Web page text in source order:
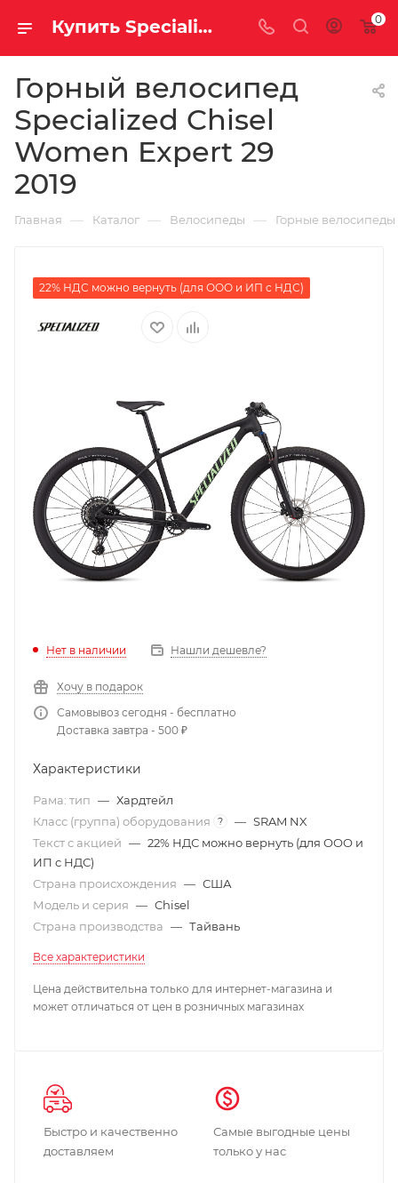
Купить Specialized Chisel Women Expert 29 2019 за рублей, а со скидкой 0
Горный велосипед
Specialized Chisel
Women Expert 29
2019
Главная — Каталог — Велосипеды — Горные велосипеды
22% НДС можно вернуть (для ООО и ИП с НДС)
Нет в наличии Нашли дешевле?
Хочу в подарок
Самовывоз сегодня - бесплатно
Доставка завтра - 500 ₽
Характеристики
Рама: тип — Хардтейл
Класс (группа) оборудования
? — SRAM NX
Текст с акцией — 22% НДС можно вернуть (для ООО и
ИП с НДС)
Страна происхождения — США
Модель и серия — Chisel
Страна производства — Тайвань
Все характеристики
Цена действительна только для интернет-магазина и
может отличаться от цен в розничных магазинах
Быстро и качественно
доставляем
Самые выгодные цены
только у нас